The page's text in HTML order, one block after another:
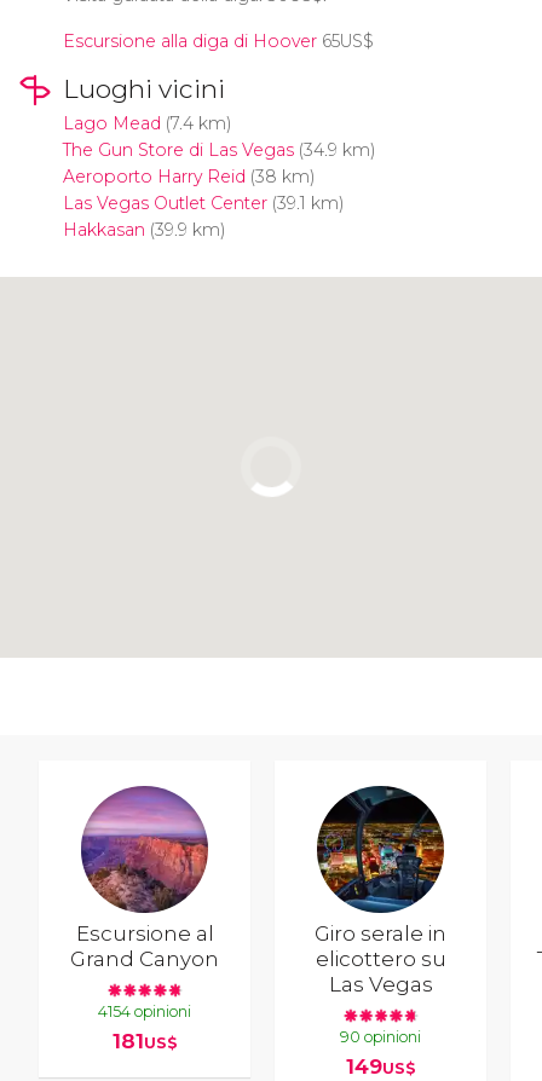
Escursione alla diga di Hoover65US$
Luoghi vicini
Lago Mead (7.4 km)
The Gun Store di Las Vegas(34.9 km)
Aeroporto Harry Reid (38 km)
Las Vegas Outlet Center(39.1 km)
Hakkasan (39.9 km)
Escursione al
Grand Canyon
4154 opinioni
181US$
Giro serale in
elicottero su
Las Vegas
90 opinioni
149US$